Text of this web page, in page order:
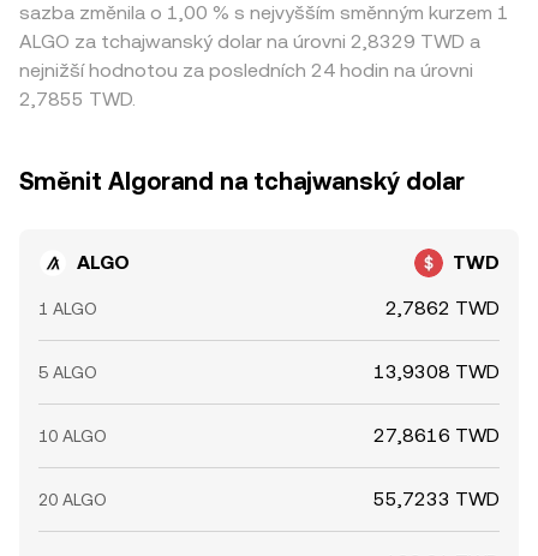
sazba změnila o 1,00 % s nejvyšším směnným kurzem 1
ALGO za tchajwanský dolar na úrovni 2,8329 TWD a
nejnižší hodnotou za posledních 24 hodin na úrovni
2,7855 TWD.
Směnit Algorand na tchajwanský dolar
ALGO TWD
1 ALGO 2,7862 TWD
5 ALGO 13,9308 TWD
10 ALGO 27,8616 TWD
20 ALGO 55,7233 TWD